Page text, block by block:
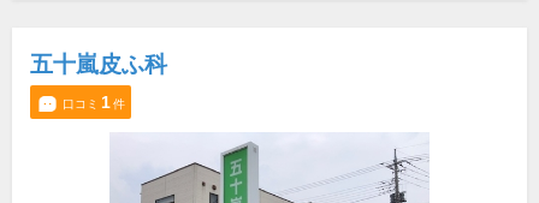
五十嵐皮ふ科
口コミ 1件